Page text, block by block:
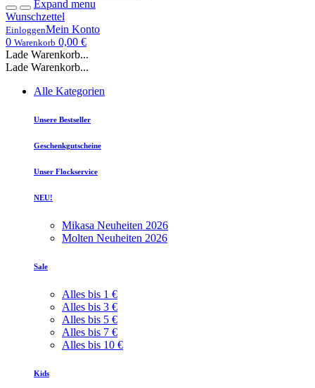
Expand menu
Wunschzettel
EinloggenMein Konto
0 Warenkorb 0,00 €
Lade Warenkorb...
Lade Warenkorb...
Alle Kategorien
Unsere Bestseller
Geschenkgutscheine
Unser Flockservice
NEU!
Mikasa Neuheiten 2026
Molten Neuheiten 2026
Sale
Alles bis 1 €
Alles bis 3 €
Alles bis 5 €
Alles bis 7 €
Alles bis 10 €
Kids